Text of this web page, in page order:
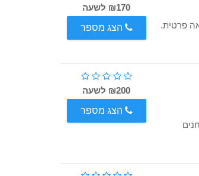
לרפואה, ותק של 7 שנים בהוראה פרטית.
₪170 לשעה
הצג מספר
₪200 לשעה
הצג מספר